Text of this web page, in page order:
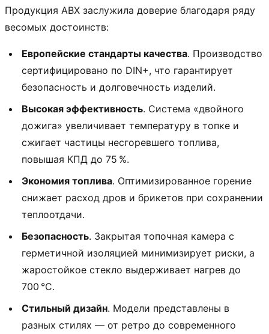
Продукция ABX заслужила доверие благодаря ряду
весомых достоинств:
Европейские стандарты качества. Производство
сертифицировано по DIN+, что гарантирует
безопасность и долговечность изделий.
Высокая эффективность. Система «двойного
дожига» увеличивает температуру в топке и
сжигает частицы несгоревшего топлива,
повышая КПД до 75 %.
Экономия топлива. Оптимизированное горение
снижает расход дров и брикетов при сохранении
теплоотдачи.
Безопасность. Закрытая топочная камера с
герметичной изоляцией минимизирует риски, а
жаростойкое стекло выдерживает нагрев до
700 °C.
Стильный дизайн. Модели представлены в
разных стилях — от ретро до современного